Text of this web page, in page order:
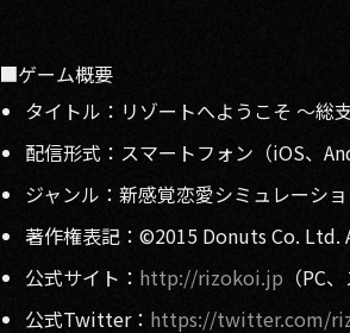
■ゲーム概要
タイトル：リゾートへようこそ ～総
配信形式：スマートフォン（iOS、
ジャンル：新感覚恋愛シミュレーシ
著作権表記：©2015 Donuts Co. Ltd.
公式サイト： http://rizokoi.jp （PC
公式Twitter： https://twitter.com/